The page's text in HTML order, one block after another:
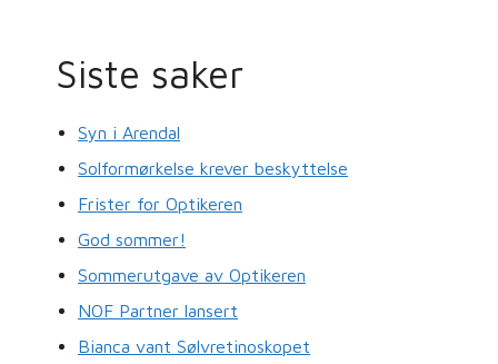
Siste saker
Syn i Arendal
Solformørkelse krever beskyttelse
Frister for Optikeren
God sommer!
Sommerutgave av Optikeren
NOF Partner lansert
Bianca vant Sølvretinoskopet